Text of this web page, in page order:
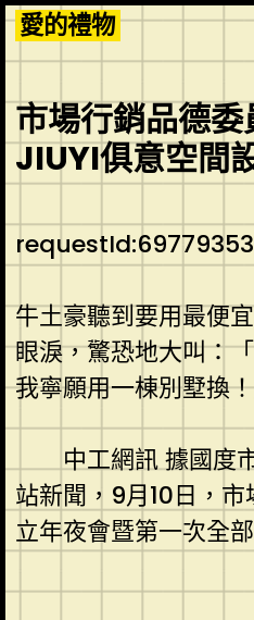
Skip
to
content
愛的禮物
市場行銷品德
JIUYI俱意空間
牛土豪聽到要用最便
眼淚，驚恐地大叫：
我寧願用一棟別墅換
中工網訊 據國度市
站新聞，9月10日，
立年夜會暨第一次全